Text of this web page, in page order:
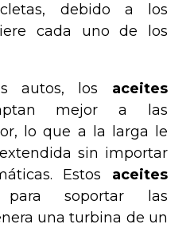
debido a los
cada uno de los
autos, los aceites
mejor a las
lo que a la larga le
sin importar
Estos aceites
para soportar las
una turbina de un